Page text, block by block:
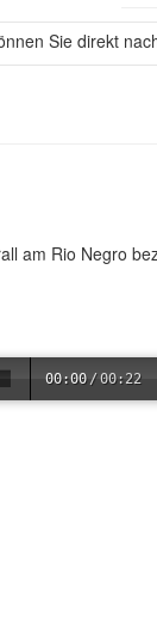
Sie direkt
am Rio Negro
00:00 /00:22